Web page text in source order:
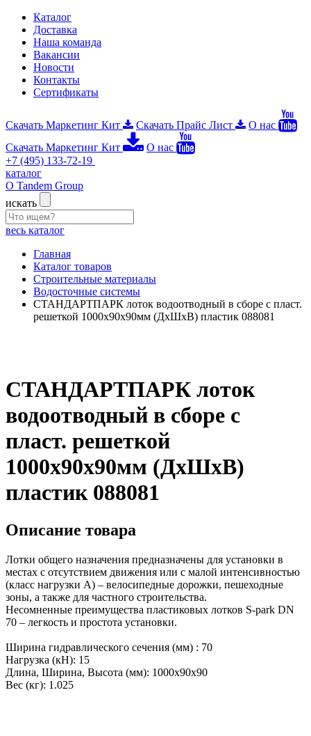
Каталог
Доставка
Наша команда
Вакансии
Новости
Контакты
Сертификаты
Скачать Маркетинг Кит Скачать Прайс Лист
О нас
Скачать Маркетинг Кит
О нас
+7 (495) 133-72-19
каталог
О Tandem Group
искать
весь каталог
Главная
Каталог товаров
Строительные материалы
Водосточные системы
СТАНДАРТПАРК лоток водоотводный в сборе с пласт.
решеткой 1000х90х90мм (ДхШхВ) пластик 088081
СТАНДАРТПАРК лоток
водоотводный в сборе с
пласт. решеткой
1000х90х90мм (ДхШхВ)
пластик 088081
Описание товара
Лотки общего назначения предназначены для установки в
местах с отсутствием движения или с малой интенсивностью
(класс нагрузки А) – велосипедные дорожки, пешеходные
зоны, а также для частного строительства.
Несомненные преимущества пластиковых лотков S-park DN
70 – легкость и простота установки.
Ширина гидравлического сечения (мм) : 70
Нагрузка (кН): 15
Длина, Ширина, Высота (мм): 1000x90x90
Вес (кг): 1.025